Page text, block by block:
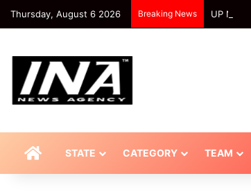
Thursday, August 6 2026 Breaking News UP News:
HOMESTATE CATEGORY TEAM